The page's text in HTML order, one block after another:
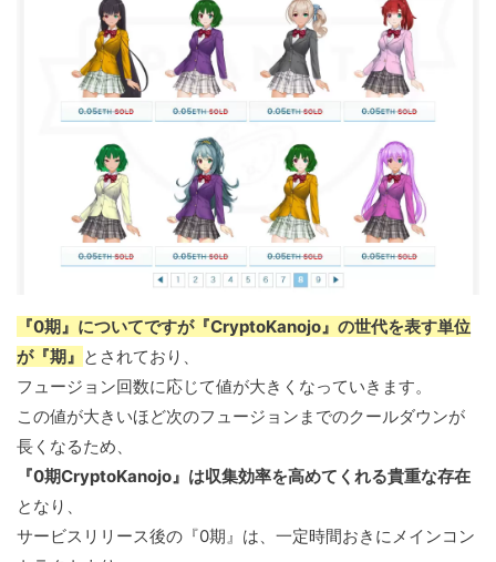
『0期』についてですが『CryptoKanojo』の世代を表す単位
が『期』 とされており、
フュージョン回数に応じて値が大きくなっていきます。
この値が大きいほど次のフュージョンまでのクールダウンが
長くなるため、
『0期CryptoKanojo』は収集効率を高めてくれる貴重な存在
となり、
サービスリリース後の『0期』は、一定時間おきにメインコン